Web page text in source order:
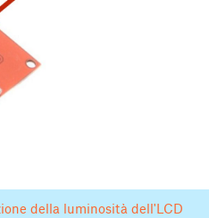
della luminosità dell'LCD